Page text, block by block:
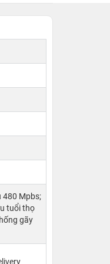
480 Mpbs;
tuổi thọ
gãy